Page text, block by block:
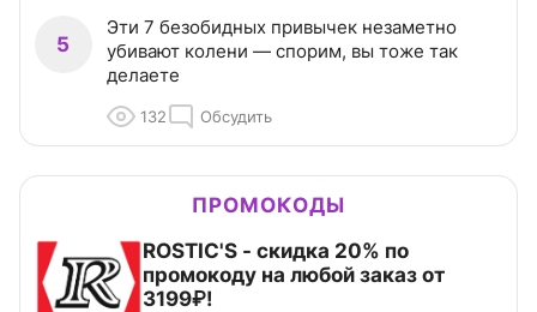
5
Эти 7 безобидных привычек незаметно
убивают колени — спорим, вы тоже так
делаете
132 Обсудить
ПРОМОКОДЫ
ROSTIC'S - скидка 20% по
промокоду на любой заказ от
3199₽!